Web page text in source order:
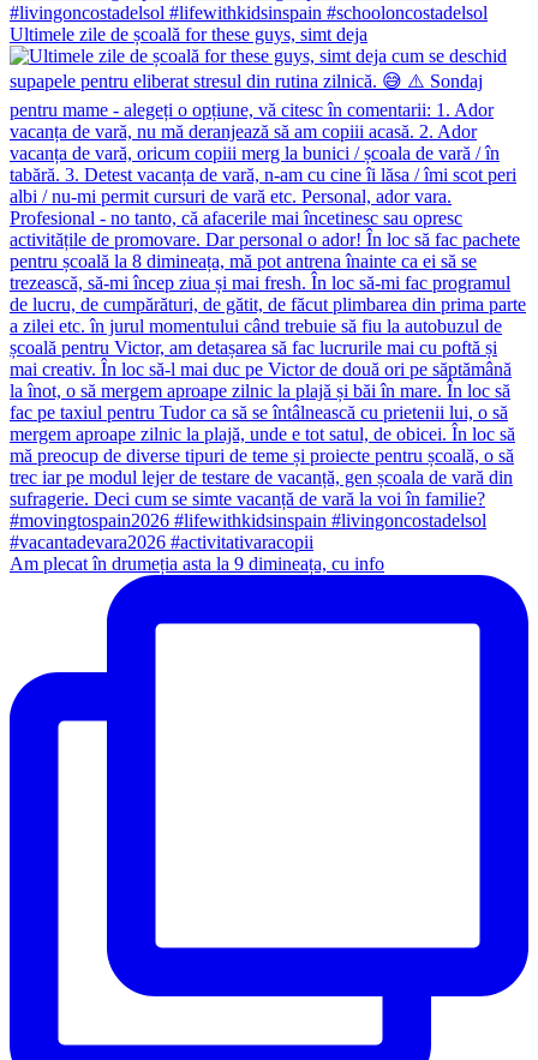
Ultimele zile de școală for these guys, simt deja
Am plecat în drumeția asta la 9 dimineața, cu info